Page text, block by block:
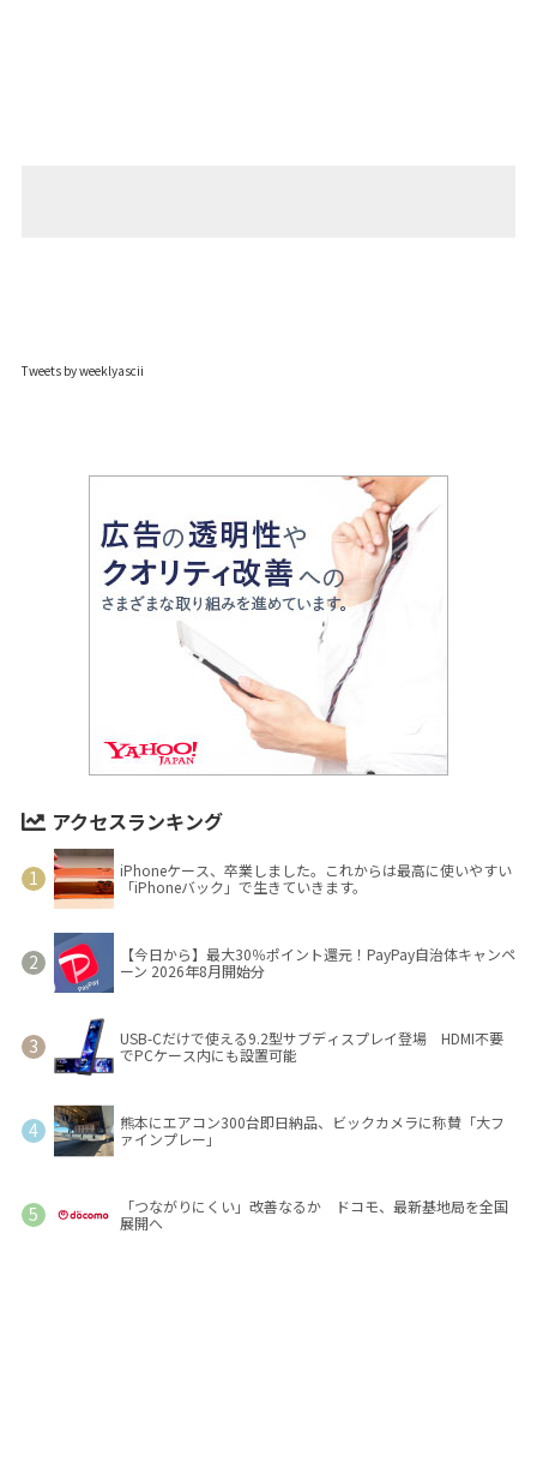
Tweets by weeklyascii
アクセスランキング
iPhoneケース、卒業しました。これからは最高に使いやすい
「iPhoneバック」で生きていきます。
【今日から】最大30％ポイント還元！PayPay自治体キャンペ
ーン 2026年8月開始分
USB-Cだけで使える9.2型サブディスプレイ登場 HDMI不要
でPCケース内にも設置可能
熊本にエアコン300台即日納品、ビックカメラに称賛「大フ
ァインプレー」
「つながりにくい」改善なるか ドコモ、最新基地局を全国
展開へ